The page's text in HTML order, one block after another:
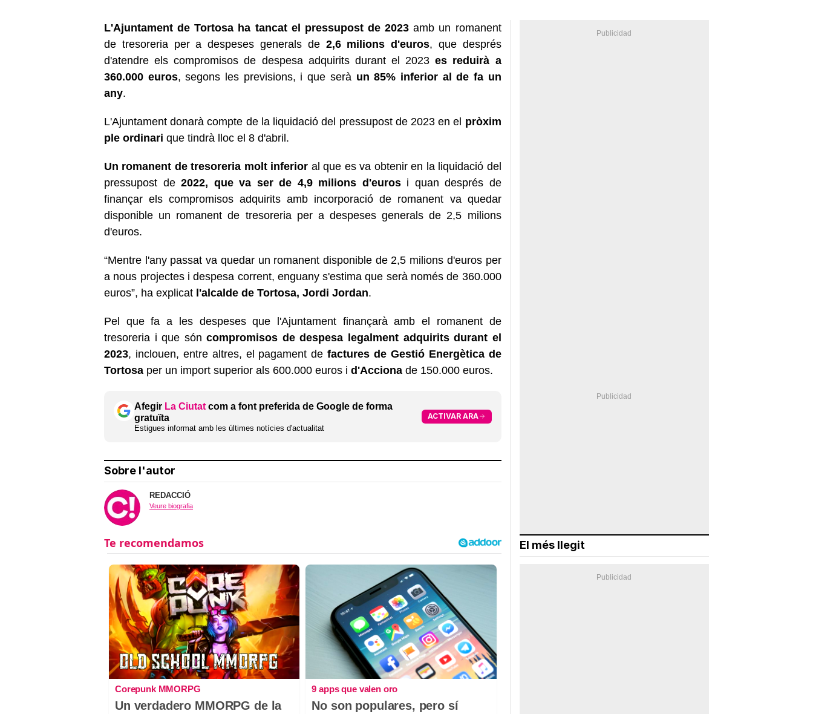
L'Ajuntament de Tortosa ha tancat el pressupost de 2023 amb un romanent
de tresoreria per a despeses generals de 2,6 milions d'euros, que després
d'atendre els compromisos de despesa adquirits durant el 2023es reduirà a
360.000 euros, segons les previsions, i que serà un 85% inferior al de fa un
any.
L'Ajuntament donarà compte de la liquidació del pressupost de 2023 en el pròxim
ple ordinari que tindrà lloc el 8 d'abril.
Un romanent de tresoreria molt inferior al que es va obtenir en la liquidació del
pressupost de2022, que va ser de 4,9 milions d'eurosi quan després de
finançar els compromisos adquirits amb incorporació de romanent va quedar
disponible un romanent de tresoreria per a despeses generals de 2,5 milions
d'euros.
“Mentre l'any passat va quedar un romanent disponible de 2,5 milions d'euros per
a nous projectes i despesa corrent, enguany s'estima que serà només de 360.000
euros”, ha explicat l'alcalde de Tortosa, Jordi Jordan.
Pel que fa a les despeses que l'Ajuntament finançarà amb el romanent de
tresoreria i que sóncompromisos de despesa legalment adquirits durant el
2023, inclouen, entre altres, el pagament defactures de Gestió Energètica de
Tortosa per un import superior als 600.000 euros i d'Acciona de 150.000 euros.
Afegir La Ciutat com a font preferida de Google de forma
gratuïta
Estigues informat amb les últimes notícies d'actualitat
ACTIVAR ARA
Sobre l'autor
REDACCIÓ
Veure biografia
Corepunk MMORPG
Un verdadero MMORPG de la
9 apps que valen oro
No son populares, pero sí
El més llegit